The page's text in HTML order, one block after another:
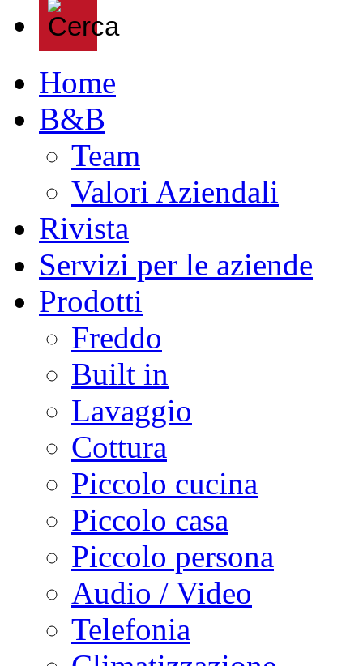
Home
B&B
Team
Valori Aziendali
Rivista
Servizi per le aziende
Prodotti
Freddo
Built in
Lavaggio
Cottura
Piccolo cucina
Piccolo casa
Piccolo persona
Audio / Video
Telefonia